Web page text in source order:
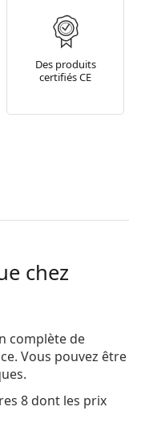
Des produits
certifiés CE
chez
complète de
Vous pouvez être
8 dont les prix